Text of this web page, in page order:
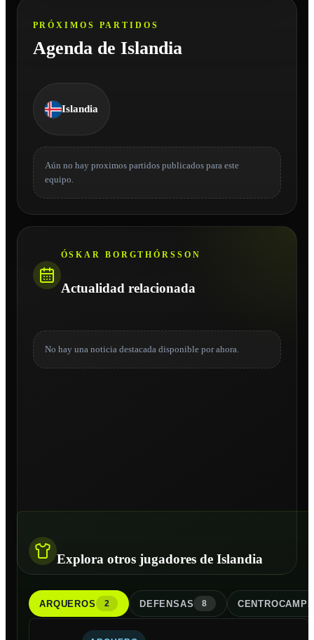
PRÓXIMOS PARTIDOS
Agenda de Islandia
Islandia
Aún no hay proximos partidos publicados para este
equipo.
ÓSKAR BORGTHÓRSSON
Actualidad relacionada
No hay una noticia destacada disponible por ahora.
Explora otros jugadores de Islandia
ARQUEROS 2 DEFENSAS 8